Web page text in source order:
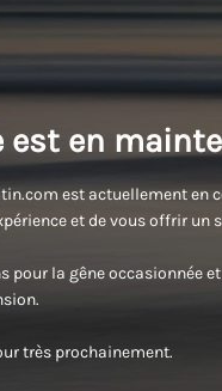
est en
est actuellement en
et de vous offrir un
pour la gêne occasionnée
très prochainement.